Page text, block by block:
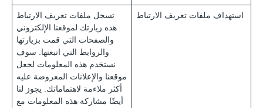
استهداف ملفات تعريف الارتباط
تسجل ملفات تعريف الارتباط
هذه زيارتك لموقعنا الإلكتروني
والصفحات التي قمت بزيارتها
والروابط التي اتبعتها. سوف
نستخدم هذه المعلومات لجعل
موقعنا والإعلانات المعروضة عليه
أكثر ملاءمة لاهتماماتك. يجوز لنا
أيضًا مشاركة هذه المعلومات مع